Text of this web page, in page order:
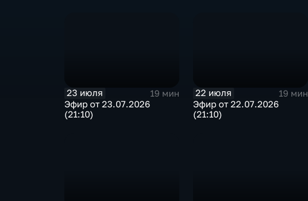
23 июля
19 мин
Эфир от 23.07.2026
(21:10)
22 июля
19 мин
Эфир от 22.07.2026
(21:10)